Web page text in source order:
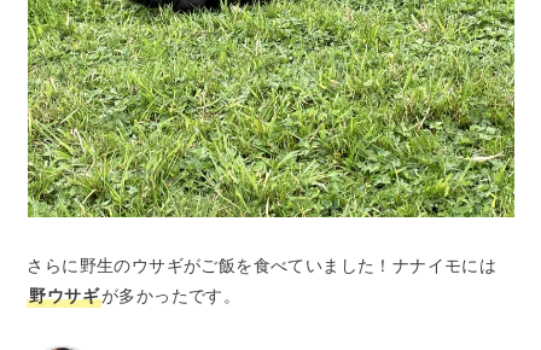
さらに野生のウサギがご飯を食べていました！ナナイモには
野ウサギが多かったです。